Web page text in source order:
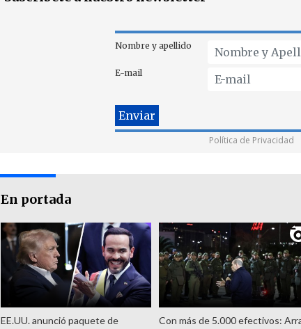
Nombre y apellido
E-mail
Política de Privacidad
En portada
EE.UU. anunció paquete de
Con más de 5.000 efectivos: